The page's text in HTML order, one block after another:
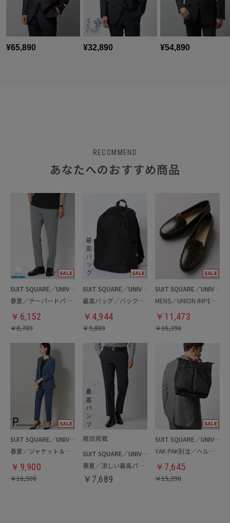
RECOMMEND
あなたへのおすすめ商品
SUIT SQUARE／UNIVERSAL LANGUAGE
春夏／テーパードパンツ
￥ 6,152
￥8,789
SUIT SQUARE／UNIVERSAL LANGUAGE
最高バッグ／バックパック
￥ 4,944
￥9,889
SUIT SQUARE／UNIVERSAL LANGUAGE
MENS／UNION IMPERIAL監修／コインローファー
￥ 11,473
￥16,390
SUIT SQUARE／UNIVERSAL LANGUAGE／WHITE
春夏／ジャケット＆パンツセットアップ／洗濯ネット付き
￥ 9,900
￥16,500
SUIT SQUARE／UNIVERSAL LANGUAGE
春夏／涼しい最高パンツ
￥ 7,689
SUIT SQUARE／UNIVERSAL LANGUAGE
YAK PAK別注／ヘルメットバッグ
￥ 7,645
￥15,290